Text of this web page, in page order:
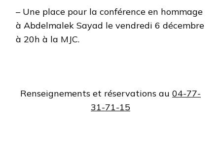
– Une place pour la conférence en hommage
à Abdelmalek Sayad le vendredi 6 décembre
à 20h à la MJC.
Renseignements et réservations au 04-77-
31-71-15